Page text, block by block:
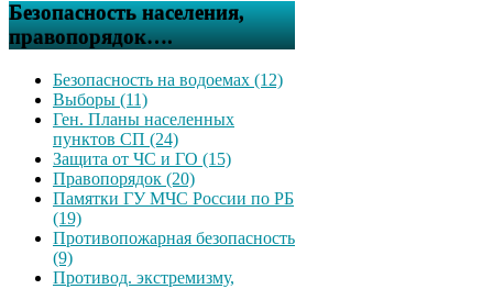
Безопасность населения,
правопорядок….
Безопасность на водоемах (12)
Выборы (11)
Ген. Планы населенных
пунктов СП (24)
Защита от ЧС и ГО (15)
Правопорядок (20)
Памятки ГУ МЧС России по РБ
(19)
Противопожарная безопасность
(9)
Противод. экстремизму,